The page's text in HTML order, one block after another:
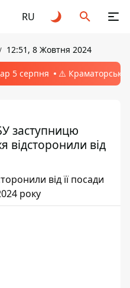
RU
12:51, 8 Жовтня 2024
5 серпня ⚠️ Краматорськ,
заступницю
відсторонили від
від її посади
року